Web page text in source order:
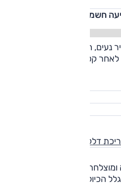
חשמלי
קטע דינמי לא ארוך הטווח
דלק
ממה שזכור לנו מהמבחן
הכיול המעט נוקשה, בכבישים